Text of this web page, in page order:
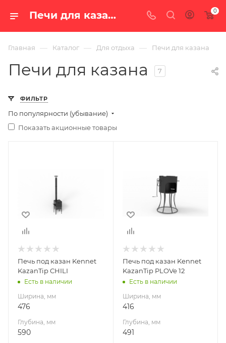
Печи для казана — купить в Екатеринбурге, цены в интернет-магазине «100 печей.ру» 0
Главная — Каталог — Для отдыха — Печи для казана
Печи для казана 7
ФИЛЬТР
По популярности (убывание)
Показать акционные товары
Глубина, мм
Высота, мм
506
Материал
Сталь Ст3
Габариты В*Ш*Г мм
506x476x590
Печь под казан Kennet
KazanTip CHILI
Есть в наличии
Ширина, мм
476
Глубина, мм
590
Глубина, мм
Высота, мм
670
Материал
Сталь
Печь под казан Kennet
KazanTip PLOVe 12
Есть в наличии
Ширина, мм
416
Глубина, мм
491